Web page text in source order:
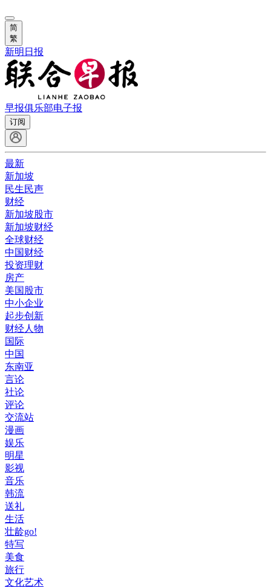
简
繁
新明日报
早报俱乐部电子报
订阅
最新
新加坡
民生民声
财经
新加坡股市
新加坡财经
全球财经
中国财经
投资理财
房产
美国股市
中小企业
起步创新
财经人物
国际
中国
东南亚
言论
社论
评论
交流站
漫画
娱乐
明星
影视
音乐
韩流
送礼
生活
壮龄go!
特写
美食
旅行
文化艺术